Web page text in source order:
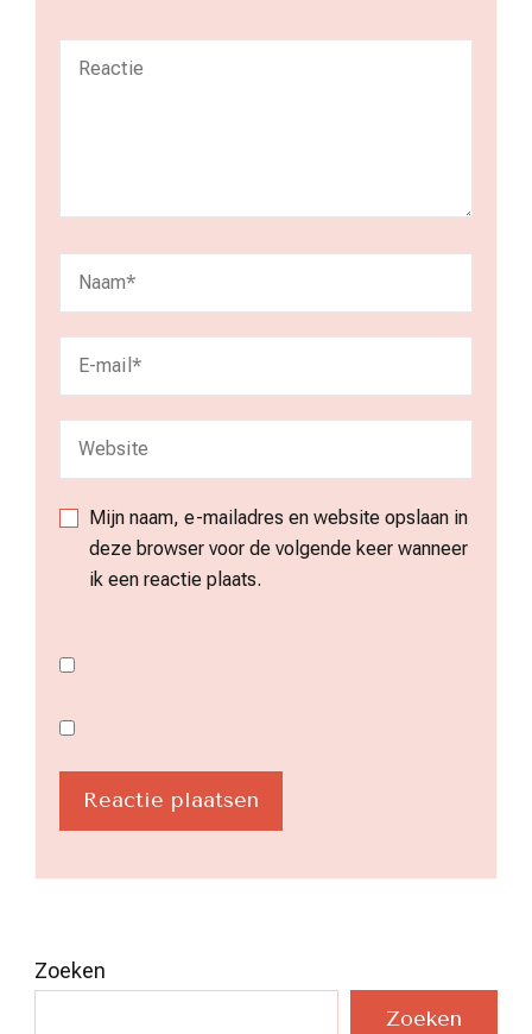
Mijn naam, e-mailadres en website opslaan in
deze browser voor de volgende keer wanneer
ik een reactie plaats.
Zoeken
Zoeken